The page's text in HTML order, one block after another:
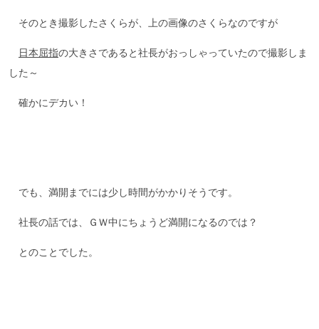
そのとき撮影したさくらが、上の画像のさくらなのですが
日本屈指の大きさであると社長がおっしゃっていたので撮影しま
した～
確かにデカい！
でも、満開までには少し時間がかかりそうです。
社長の話では、ＧＷ中にちょうど満開になるのでは？
とのことでした。